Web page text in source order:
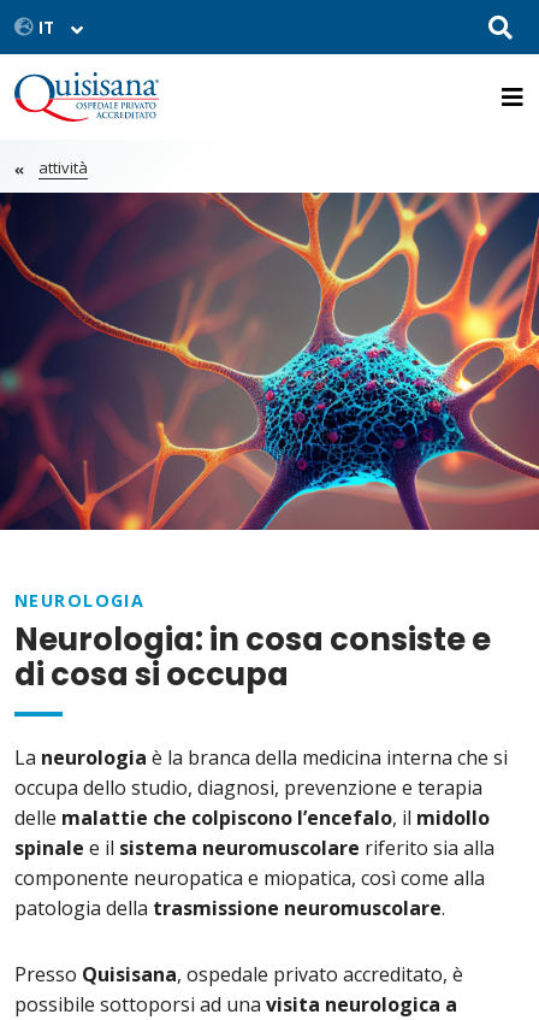
attività
NEUROLOGIA
Neurologia: in cosa consiste e
di cosa si occupa
La neurologia è la branca della medicina interna che si
occupa dello studio, diagnosi, prevenzione e terapia
delle malattie che colpiscono l’encefalo, il midollo
spinale e il sistema neuromuscolare riferito sia alla
componente neuropatica e miopatica, così come alla
patologia della trasmissione neuromuscolare.
Presso Quisisana, ospedale privato accreditato, è
possibile sottoporsi ad una visita neurologica a